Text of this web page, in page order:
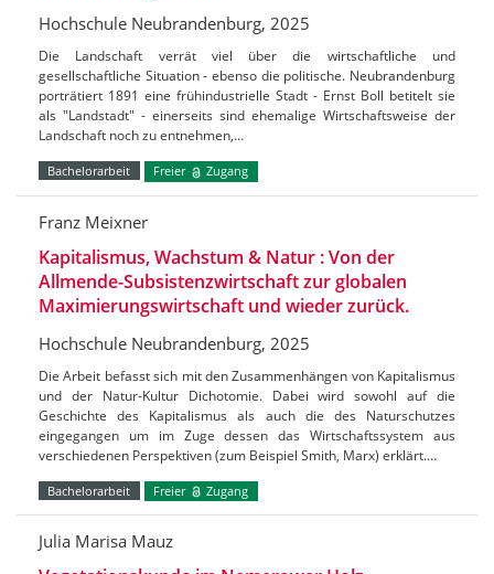
Hochschule Neubrandenburg, 2025
Die Landschaft verrät viel über die wirtschaftliche und
gesellschaftliche Situation - ebenso die politische. Neubrandenburg
porträtiert 1891 eine frühindustrielle Stadt - Ernst Boll betitelt sie
als "Landstadt" - einerseits sind ehemalige Wirtschaftsweise der
Landschaft noch zu entnehmen,…
Bachelorarbeit Freier Zugang
Franz Meixner
Kapitalismus, Wachstum & Natur : Von der
Allmende-Subsistenzwirtschaft zur globalen
Maximierungswirtschaft und wieder zurück.
Hochschule Neubrandenburg, 2025
Die Arbeit befasst sich mit den Zusammenhängen von Kapitalismus
und der Natur-Kultur Dichotomie. Dabei wird sowohl auf die
Geschichte des Kapitalismus als auch die des Naturschutzes
eingegangen um im Zuge dessen das Wirtschaftssystem aus
verschiedenen Perspektiven (zum Beispiel Smith, Marx) erklärt.…
Bachelorarbeit Freier Zugang
Julia Marisa Mauz